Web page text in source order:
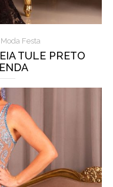
Moda Festa
TULE PRETO